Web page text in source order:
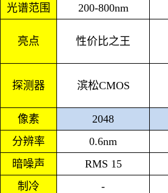
光谱范围
200-800nm
亮点 性价比之王
探测器 滨松CMOS
像素
2048
分辨率
0.6nm
暗噪声
RMS 15
制冷
-